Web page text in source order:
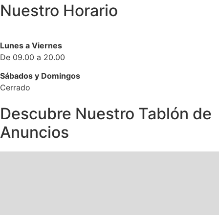
Nuestro Horario
Lunes a Viernes
De 09.00 a 20.00
Sábados y Domingos
Cerrado
Extraescolares
Comedor
Visítanos
Instalaciones
Piscina
Enlaces
Descubre Nuestro Tablón de
Anuncios